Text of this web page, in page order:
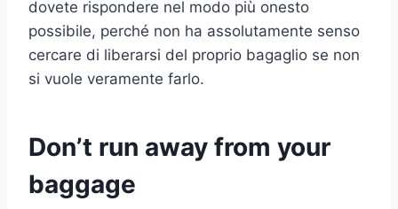
dovete rispondere nel modo più onesto
possibile, perché non ha assolutamente senso
cercare di liberarsi del proprio bagaglio se non
si vuole veramente farlo.
Don’t run away from your
baggage